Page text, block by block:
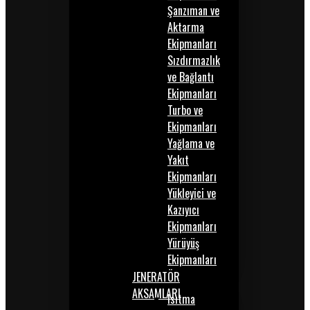
Şanzıman ve
Aktarma
Ekipmanları
Sızdırmazlık
ve Bağlantı
Ekipmanları
Turbo ve
Ekipmanları
Yağlama ve
Yakıt
Ekipmanları
Yükleyici ve
Kazıyıcı
Ekipmanları
Yürüyüş
Ekipmanları
JENERATÖR
AKSAMLARIIsıtma